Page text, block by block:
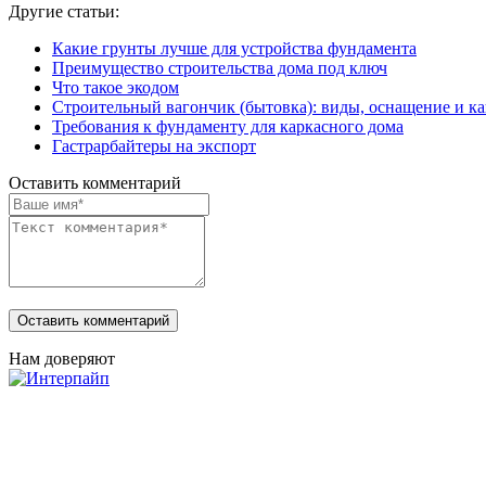
Другие статьи:
Какие грунты лучше для устройства фундамента
Преимущество строительства дома под ключ
Что такое экодом
Строительный вагончик (бытовка): виды, оснащение и
Требования к фундаменту для каркасного дома
Гастрарбайтеры на экспорт
Оставить комментарий
Нам доверяют